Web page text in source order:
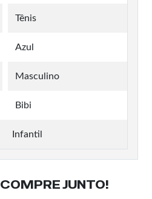
Tênis
Azul
Masculino
Bibi
Infantil
COMPRE JUNTO!